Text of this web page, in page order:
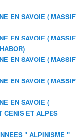
EN SAVOIE ( MASSIF
EN SAVOIE ( MASSIF
EN SAVOIE ( MASSIF
EN SAVOIE ( MASSIF
EN SAVOIE (
CENIS ET ALPES
" ALPINISME "